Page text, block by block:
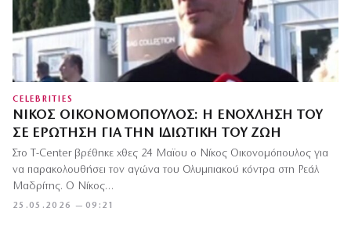
CELEBRITIES
ΝΊΚΟΣ ΟΙΚΟΝΟΜΌΠΟΥΛΟΣ: Η ΕΝΌΧΛΗΣΉ ΤΟΥ
ΣΕ ΕΡΏΤΗΣΗ ΓΙΑ ΤΗΝ ΙΔΙΩΤΙΚΉ ΤΟΥ ΖΩΉ
25.05.2026 — 09:21
Στο T-Center βρέθηκε χθες 24 Μαϊου ο Νίκος Οικονομόπουλος για
να παρακολουθήσει τον αγώνα του Ολυμπιακού κόντρα στη Ρεάλ
Μαδρίτης. Ο Νίκος…